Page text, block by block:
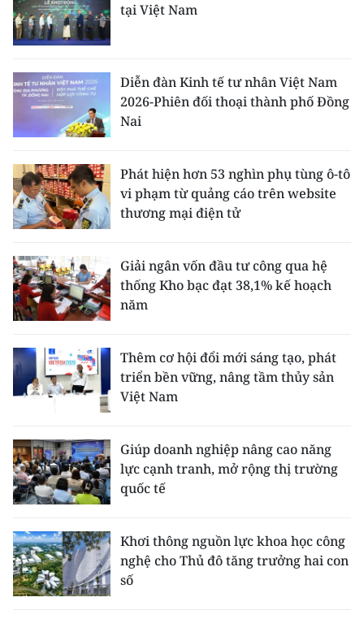
tại Việt Nam
Diễn đàn Kinh tế tư nhân Việt Nam
2026-Phiên đối thoại thành phố Đồng
Nai
Phát hiện hơn 53 nghìn phụ tùng ô-tô
vi phạm từ quảng cáo trên website
thương mại điện tử
Giải ngân vốn đầu tư công qua hệ
thống Kho bạc đạt 38,1% kế hoạch
năm
Thêm cơ hội đổi mới sáng tạo, phát
triển bền vững, nâng tầm thủy sản
Việt Nam
Giúp doanh nghiệp nâng cao năng
lực cạnh tranh, mở rộng thị trường
quốc tế
Khơi thông nguồn lực khoa học công
nghệ cho Thủ đô tăng trưởng hai con
số